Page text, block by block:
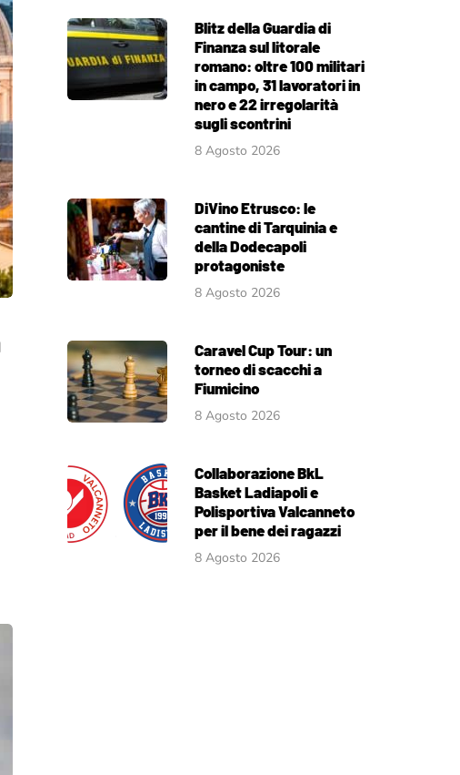
Blitz della Guardia di
Finanza sul litorale
romano: oltre 100 militari
in campo, 31 lavoratori in
nero e 22 irregolarità
sugli scontrini
8 Agosto 2026
DiVino Etrusco: le
cantine di Tarquinia e
della Dodecapoli
protagoniste
8 Agosto 2026
Caravel Cup Tour: un
torneo di scacchi a
Fiumicino
8 Agosto 2026
Collaborazione BkL
Basket Ladiapoli e
Polisportiva Valcanneto
per il bene dei ragazzi
8 Agosto 2026